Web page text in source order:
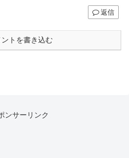
返信
ントを書き込む
ンサーリンク